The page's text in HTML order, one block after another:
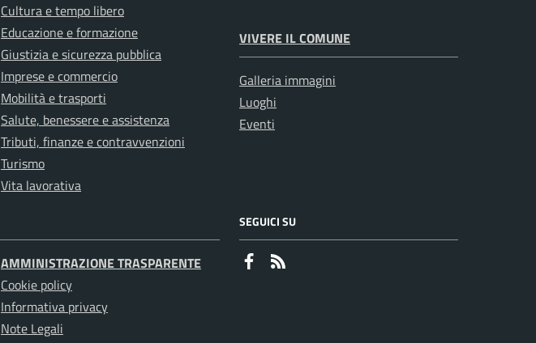
Cultura e tempo libero
Educazione e formazione
Giustizia e sicurezza pubblica
Imprese e commercio
Mobilità e trasporti
Salute, benessere e assistenza
Tributi, finanze e contravvenzioni
Turismo
Vita lavorativa
VIVERE IL COMUNE
Galleria immagini
Luoghi
Eventi
AMMINISTRAZIONE TRASPARENTE
Cookie policy
Informativa privacy
Note Legali
SEGUICI SU
Faceboook